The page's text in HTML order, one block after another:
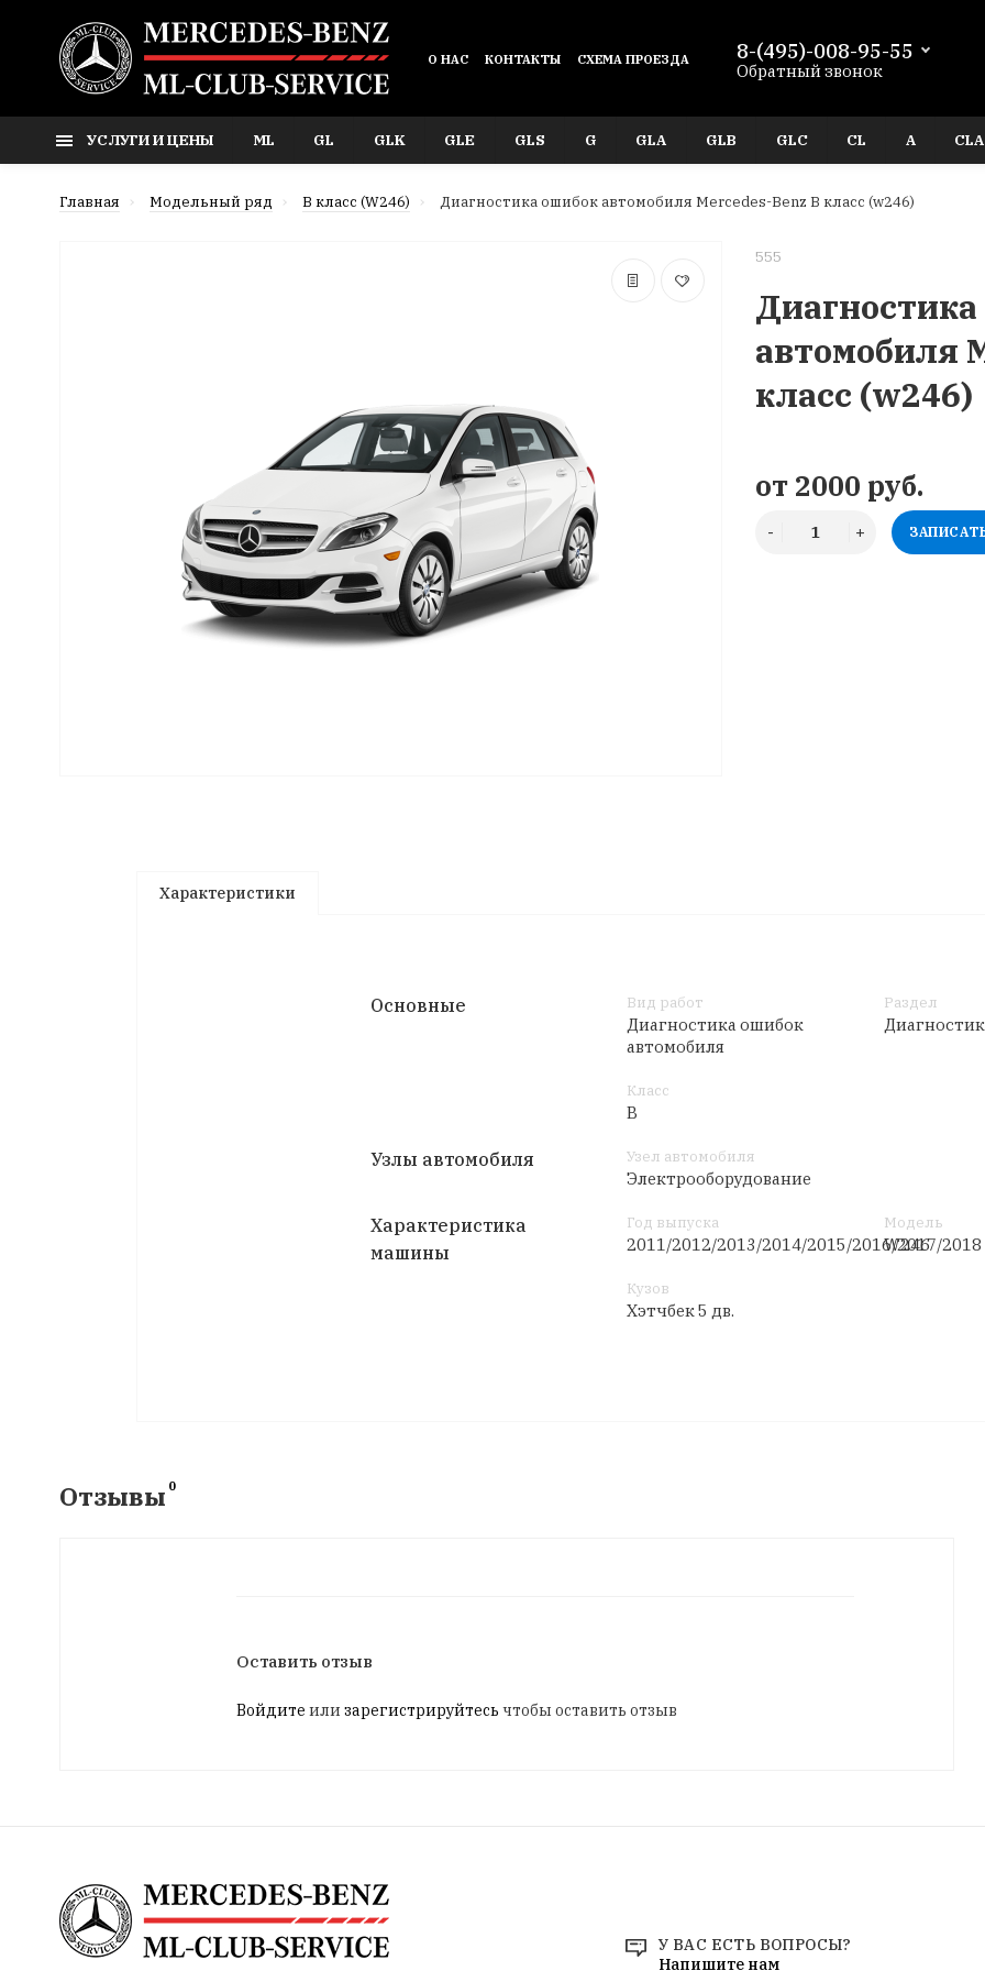
О НАС КОНТАКТЫ СХЕМА ПРОЕЗДА 8-(495)-008-95-55
Обратный звонок
УСЛУГИ И ЦЕНЫ ML GL GLK GLE GLS G GLA GLB GLC CL A CLA
Главная Модельный ряд В класс (W246) Диагностика ошибок автомобиля Mercedes-Benz В класс (w246)
555
автомобиля
класс (w246)
от 2000 руб.
Характеристики
Основные Вид работ
Диагностика ошибок
автомобиля
Класс
B
Раздел
Узлы автомобиля Узел автомобиля
Электрооборудование
Характеристика
машины
Год выпуска
2011/2012/2013/2014/2015/2016/2017/2018
Кузов
Хэтчбек 5 дв.
Модель
W246
Отзывы 0
Оставить отзыв
Войдите или зарегистрируйтесь чтобы оставить отзыв
У ВАС ЕСТЬ ВОПРОСЫ?
Напишите нам